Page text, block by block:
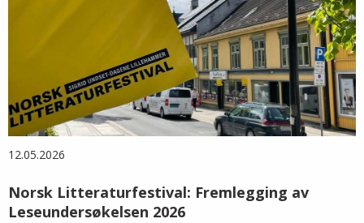
12.05.2026
Norsk Litteraturfestival: Fremlegging av
Leseundersøkelsen 2026